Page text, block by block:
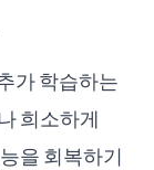
가 학습하는
희소하게
을 회복하기